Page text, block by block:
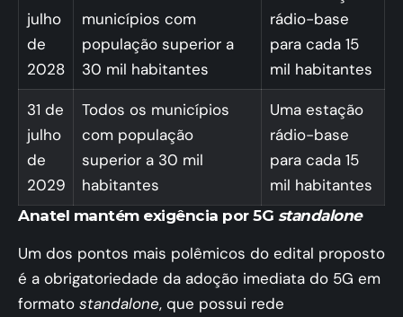
julho
de
2028
municípios com
população superior a
30 mil habitantes
rádio-base
para cada 15
mil habitantes
31 de
julho
de
2029
Todos os municípios
com população
superior a 30 mil
habitantes
Uma estação
rádio-base
para cada 15
mil habitantes
Anatel mantém exigência por 5G standalone
Um dos pontos mais polêmicos do edital proposto
é a obrigatoriedade da adoção imediata do 5G em
formato standalone, que possui rede